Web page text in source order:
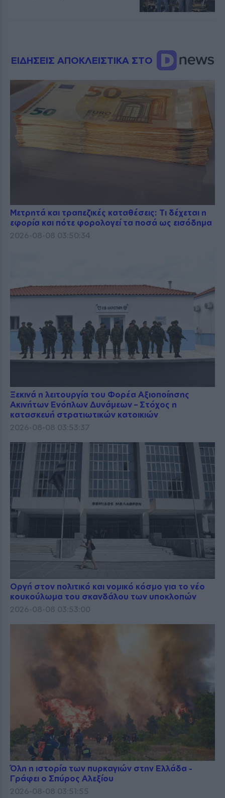
ΕΙΔΗΣΕΙΣ ΑΠΟΚΛΕΙΣΤΙΚΑ ΣΤΟ
Μετρητά και τραπεζικές καταθέσεις: Τι δέχεται η
εφορία και πότε φορολογεί τα ποσά ως εισόδημα
2026-08-08 03:50:34
Ξεκινά η λειτουργία του Φορέα Αξιοποίησης
Ακινήτων Ενόπλων Δυνάμεων – Στόχος η
κατασκευή στρατιωτικών κατοικιών
2026-08-08 03:53:37
Οργή στον πολιτικό και νομικό κόσμο για το νέο
κουκούλωμα του σκανδάλου των υποκλοπών
2026-08-08 03:53:00
Όλη η ιστορία των πυρκαγιών στην Ελλάδα -
Γράφει ο Σπύρος Αλεξίου
2026-08-08 03:51:55